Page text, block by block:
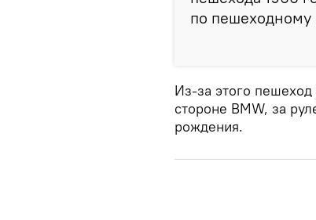
по пешеходному
Из-за этого
стороне BMW, за
рождения.